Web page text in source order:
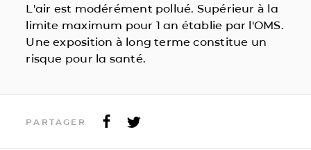
L'air est modérément pollué. Supérieur à la
limite maximum pour 1 an établie par l'OMS.
Une exposition à long terme constitue un
risque pour la santé.
PARTAGER